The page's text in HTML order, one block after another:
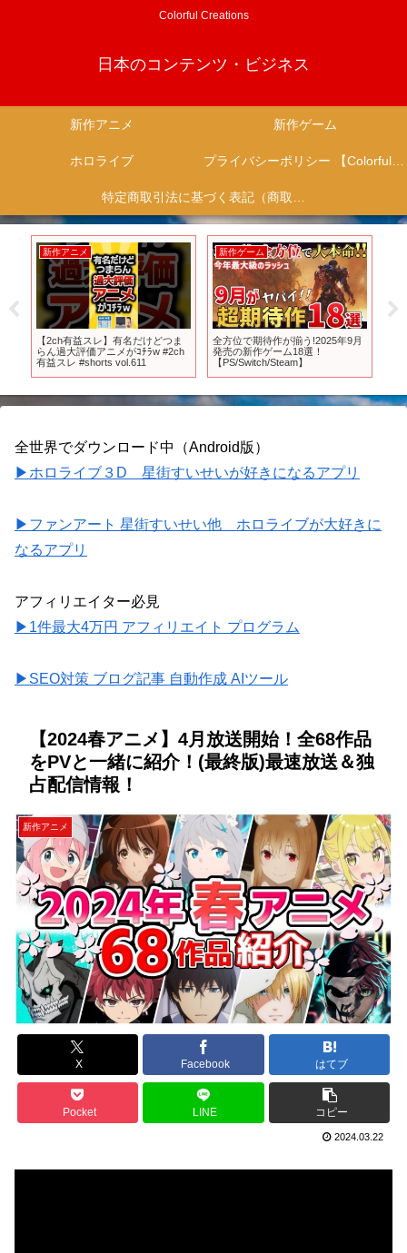
Colorful Creations
日本のコンテンツ・ビジネス
新作アニメ 新作ゲーム
ホロライブ プライバシーポリシー 【Colorful Creation】
特定商取引法に基づく表記（商取引に関する開示）
新作アニメ
【2ch有益スレ】有名だけどつま
らん過大評価アニメがｺﾁﾗw #2ch
有益スレ #shorts vol.611
新作ゲーム
全方位で期待作が揃う!2025年9月
発売の新作ゲーム18選！
【PS/Switch/Steam】
全世界でダウンロード中（Android版）
▶ホロライブ３D 星街すいせいが好きになるアプリ
▶ファンアート 星街すいせい他 ホロライブが大好きに
なるアプリ
アフィリエイター必見
▶1件最大4万円 アフィリエイト プログラム
▶SEO対策 ブログ記事 自動作成 AIツール
【2024春アニメ】4月放送開始！全68作品
をPVと一緒に紹介！(最終版)最速放送＆独
占配信情報！
新作アニメ
X Facebook はてブ
Pocket LINE コピー
2024.03.22